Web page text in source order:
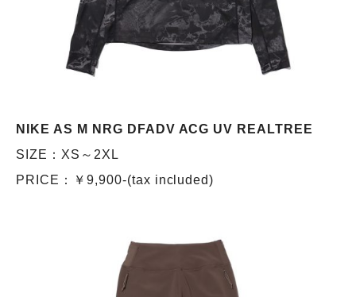
NIKE AS M NRG DFADV ACG UV REALTREE
SIZE：XS～2XL
PRICE：￥9,900-(tax included)